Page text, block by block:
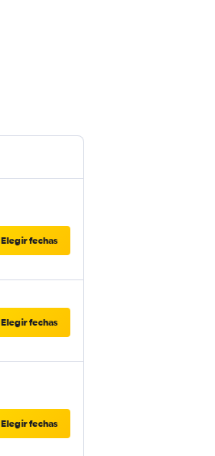
Elegir fechas
Elegir fechas
Elegir fechas